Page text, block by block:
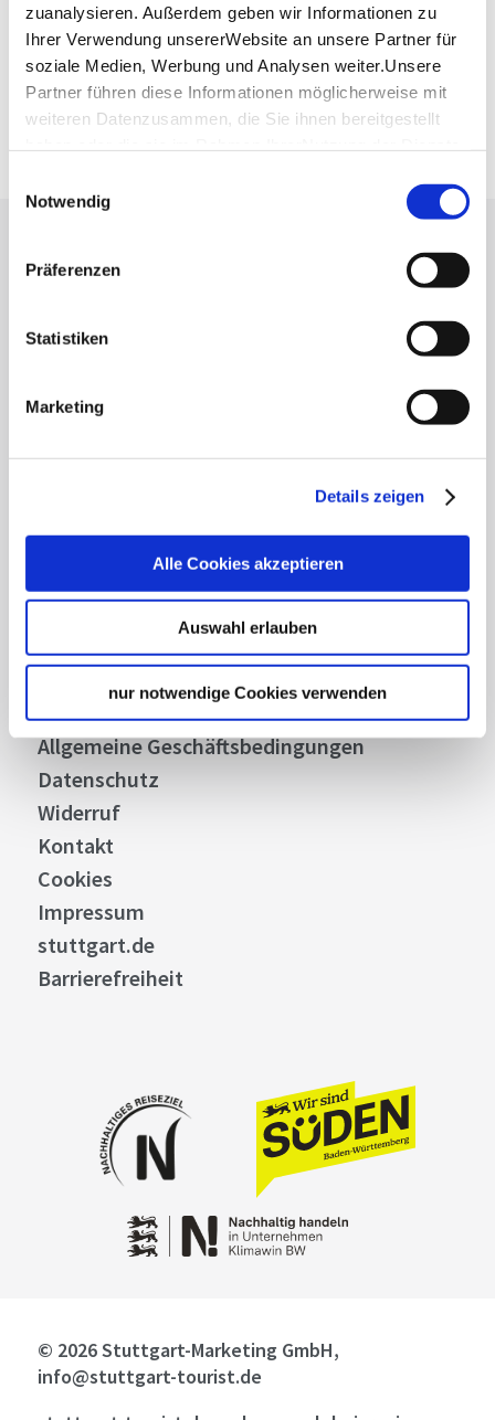
zuanalysieren. Außerdem geben wir Informationen zu
Ihrer Verwendung unsererWebsite an unsere Partner für
soziale Medien, Werbung und Analysen weiter.Unsere
Partner führen diese Informationen möglicherweise mit
weiteren Datenzusammen, die Sie ihnen bereitgestellt
Impressum
Notwendig
Präferenzen
Statistiken
Marketing
Details zeigen
Alle Cookies akzeptieren
Auswahl erlauben
nur notwendige Cookies verwenden
Fahrplanauskunft des VVS
Deutsche Bahn AG
Fahrplanauskunft der DB
Google Maps
Lassen Sie sich inspirieren!
Mit unserem Newsletter bleiben Sie zu Events,
Stuttgart und Region immer up-to-date.
Business
Stuttgart Convention Bureau
Bilddatenbank
Allgemeine Geschäftsbedingungen
Datenschutz
Widerruf
Kontakt
Cookies
Impressum
stuttgart.de
Barrierefreiheit
© 2026 Stuttgart-Marketing GmbH,
info@stuttgart-tourist.de